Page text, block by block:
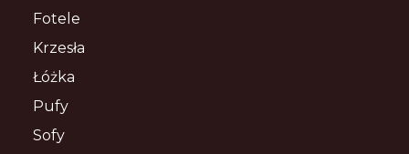
Fotele
Krzesła
Łóżka
Pufy
Sofy